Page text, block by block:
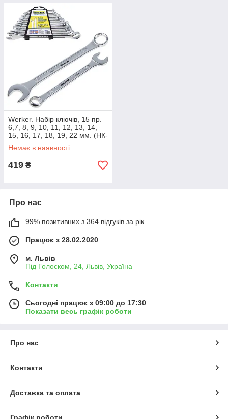
Werker. Набір ключів, 15 пр.
6,7, 8, 9, 10, 11, 12, 13, 14,
15, 16, 17, 18, 19, 22 мм. (НК-
61-15)
Немає в наявності
419 ₴
Про нас
99% позитивних з 364 відгуків за рік
Працює з 28.02.2020
м. Львів
Під Голоском, 24, Львів, Україна
Контакти
Сьогодні працює з 09:00 до 17:30
Показати весь графік роботи
Про нас
Контакти
Доставка та оплата